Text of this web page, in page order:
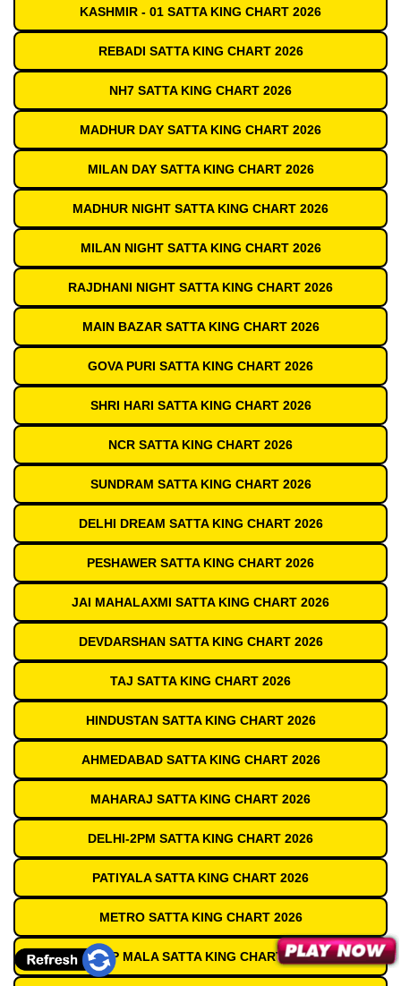
KASHMIR - 01 SATTA KING CHART 2026
REBADI SATTA KING CHART 2026
NH7 SATTA KING CHART 2026
MADHUR DAY SATTA KING CHART 2026
MILAN DAY SATTA KING CHART 2026
MADHUR NIGHT SATTA KING CHART 2026
MILAN NIGHT SATTA KING CHART 2026
RAJDHANI NIGHT SATTA KING CHART 2026
MAIN BAZAR SATTA KING CHART 2026
GOVA PURI SATTA KING CHART 2026
SHRI HARI SATTA KING CHART 2026
NCR SATTA KING CHART 2026
SUNDRAM SATTA KING CHART 2026
DELHI DREAM SATTA KING CHART 2026
PESHAWER SATTA KING CHART 2026
JAI MAHALAXMI SATTA KING CHART 2026
DEVDARSHAN SATTA KING CHART 2026
TAJ SATTA KING CHART 2026
HINDUSTAN SATTA KING CHART 2026
AHMEDABAD SATTA KING CHART 2026
MAHARAJ SATTA KING CHART 2026
DELHI-2PM SATTA KING CHART 2026
PATIYALA SATTA KING CHART 2026
METRO SATTA KING CHART 2026
DEEP MALA SATTA KING CHART 2026